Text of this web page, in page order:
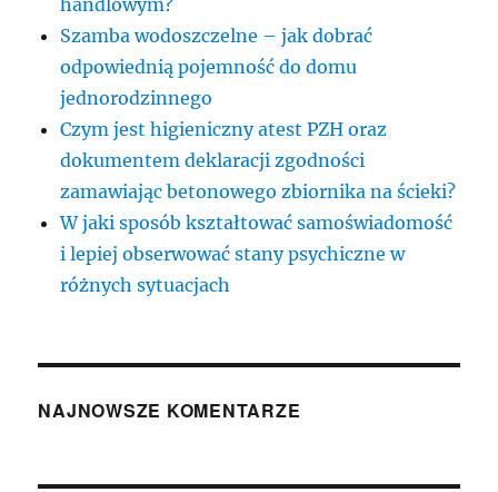
Szamba wodoszczelne – jak dobrać
odpowiednią pojemność do domu
jednorodzinnego
Czym jest higieniczny atest PZH oraz
dokumentem deklaracji zgodności
zamawiając betonowego zbiornika na ścieki?
W jaki sposób kształtować samoświadomość
i lepiej obserwować stany psychiczne w
różnych sytuacjach
NAJNOWSZE KOMENTARZE